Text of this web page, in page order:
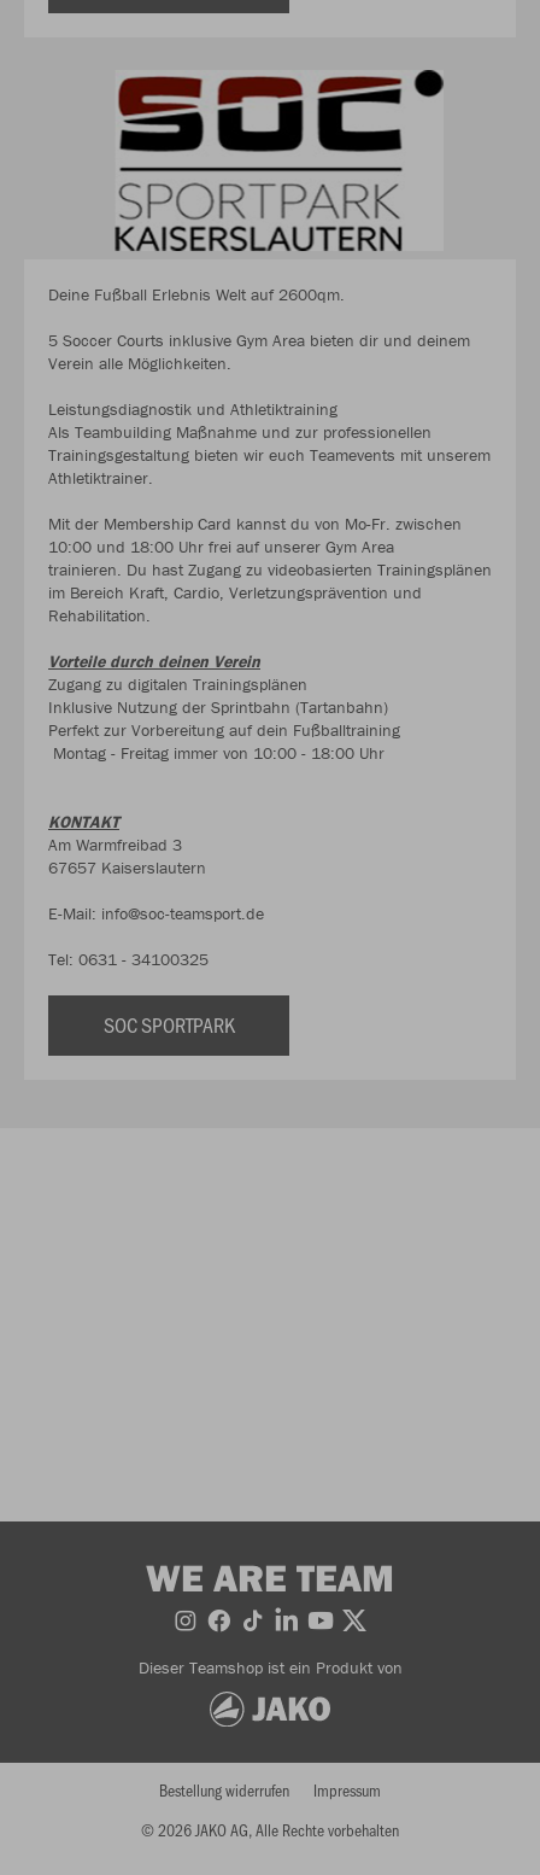
Deine Fußball Erlebnis Welt auf 2600qm.
5 Soccer Courts inklusive Gym Area bieten dir und deinem
Verein alle Möglichkeiten.
Leistungsdiagnostik und Athletiktraining
Als Teambuilding Maßnahme und zur professionellen
Trainingsgestaltung bieten wir euch Teamevents mit unserem
Athletiktrainer.
Mit der Membership Card kannst du von Mo-Fr. zwischen
10:00 und 18:00 Uhr frei auf unserer Gym Area
trainieren. Du hast Zugang zu videobasierten Trainingsplänen
im Bereich Kraft, Cardio, Verletzungsprävention und
Rehabilitation.
Vorteile durch deinen Verein
Zugang zu digitalen Trainingsplänen
Inklusive Nutzung der Sprintbahn (Tartanbahn)
Perfekt zur Vorbereitung auf dein Fußballtraining
Montag - Freitag immer von 10:00 - 18:00 Uhr
KONTAKT
Am Warmfreibad 3
67657 Kaiserslautern
E-Mail: info@soc-teamsport.de
Tel: 0631 - 34100325
SOC SPORTPARK
WE ARE TEAM
Dieser Teamshop ist ein Produkt von
© 2026 JAKO AG, Alle Rechte vorbehalten
Bestellung widerrufen Impressum